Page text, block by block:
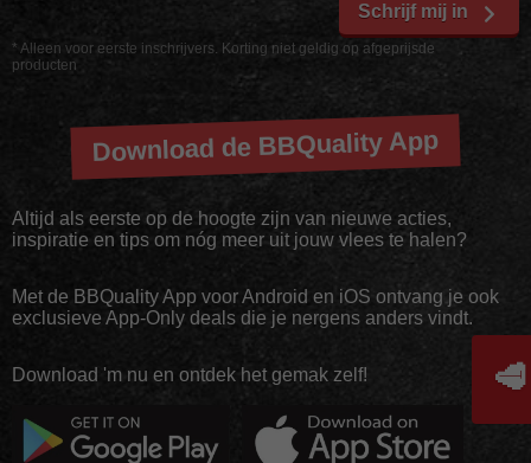
* Alleen voor eerste inschrijvers. Korting niet geldig op afgeprijsde
producten
Schrijf mij in
Download de BBQuality App
Altijd als eerste op de hoogte zijn van nieuwe acties,
inspiratie en tips om nóg meer uit jouw vlees te halen?
Met de BBQuality App voor Android en iOS ontvang je ook
exclusieve App-Only deals die je nergens anders vindt.
Download 'm nu en ontdek het gemak zelf! 🥩